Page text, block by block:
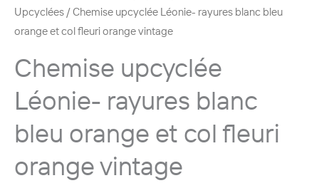
Upcyclées / Chemise upcyclée Léonie- rayures blanc bleu
orange et col fleuri orange vintage
Chemise upcyclée
Léonie- rayures blanc
bleu orange et col fleuri
orange vintage